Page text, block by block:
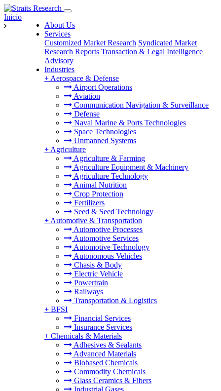
About Us
Services
Customized Market Research Syndicated Market
Research Reports Transaction & Legal Intelligence
Advisory
Industries
+ Aerospace & Defense
Airport Operations
Aviation
Communication Navigation & Surveillance
Defense
Naval Marine & Ports Technologies
Space Technologies
Unmanned Systems
+ Agriculture
Agriculture & Farming
Agriculture Equipment & Machinery
Agriculture Technology
Animal Nutrition
Crop Protection
Fertilizers
Seed & Seed Technology
+ Automotive & Transportation
Automotive Processes
Automotive Services
Automotive Technology
Autonomous Vehicles
Chasis & Body
Electric Vehicle
Powertrain
Railways
Transportation & Logistics
+ BFSI
Financial Services
Insurance Services
+ Chemicals & Materials
Adhesives & Sealants
Advanced Materials
Biobased Chemicals
Commodity Chemicals
Glass Ceramics & Fibers
Industrial Gases
Inicio